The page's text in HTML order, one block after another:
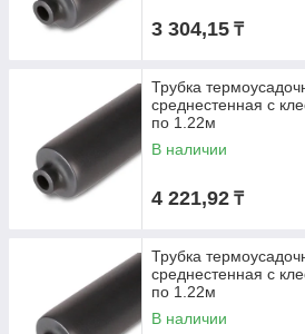
3 304,15 ₸
Трубка
среднестенная с
по 1.22м
В наличии
4 221,92 ₸
Трубка
среднестенная с
по 1.22м
В наличии